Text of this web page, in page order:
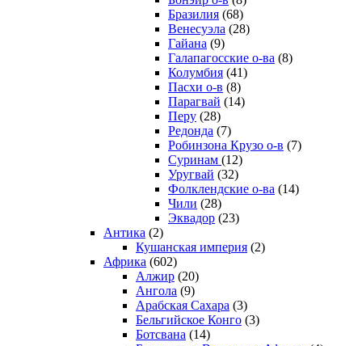
Бразилия (68)
Венесуэла (28)
Гайана (9)
Галапагосские о-ва (8)
Колумбия (41)
Пасхи о-в (8)
Парагвай (14)
Перу (28)
Редонда (7)
Робинзона Крузо о-в (7)
Суринам (12)
Уругвай (32)
Фолклендские о-ва (14)
Чили (28)
Эквадор (23)
Антика (2)
Кушанская империя (2)
Африка (602)
Алжир (20)
Ангола (9)
Арабская Сахара (3)
Бельгийское Конго (3)
Ботсвана (14)